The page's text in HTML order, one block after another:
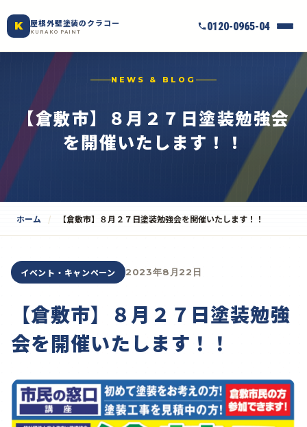
K 屋根外壁塗装のクラコー
KURAKO PAINT 0120-0965-04
NEWS & BLOG
【倉敷市】８月２７日塗装勉強会
を開催いたします！！
ホーム 【倉敷市】８月２７日塗装勉強会を開催いたします！！
イベント・キャンペーン 2023年8月22日
【倉敷市】８月２７日塗装勉強
会を開催いたします！！